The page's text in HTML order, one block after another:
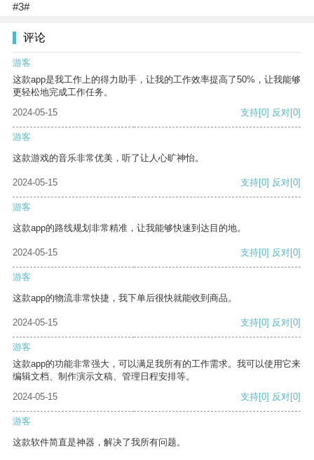
#3#
评论
游客
这款app是我工作上的得力助手，让我的工作效率提高了50%，让我能够
更轻松地完成工作任务。
2024-05-15
支持[0] 反对[0]
游客
这款游戏的音乐非常优美，听了让人心旷神怡。
2024-05-15 支持[0] 反对[0]
游客
这款app的路线规划非常精准，让我能够快速到达目的地。
2024-05-15 支持[0] 反对[0]
游客
这款app的物流非常快捷，我下单后很快就能收到商品。
2024-05-15 支持[0] 反对[0]
游客
这款app的功能非常强大，可以满足我所有的工作需求。我可以使用它来
编辑文档、制作演示文稿、管理日程安排等。
2024-05-15
支持[0] 反对[0]
游客
这款软件简直是神器，解决了我所有问题。